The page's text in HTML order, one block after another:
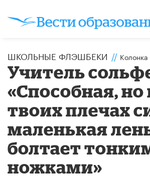
ШКОЛЬНЫЕ ФЛЭШБЕКИ // Колонка
Учитель
«Способная, но
твоих плечах
маленькая
болтает
ножками»